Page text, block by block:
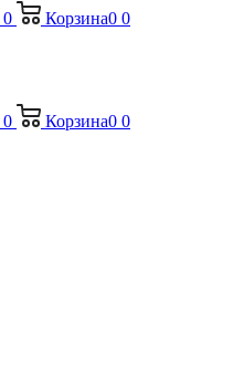
0 Корзина0 0
0 Корзина0 0